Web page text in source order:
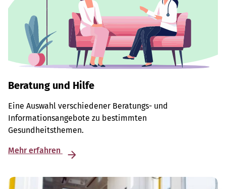
Beratung und Hilfe
Eine Auswahl verschiedener Beratungs- und
Informationsangebote zu bestimmten
Gesundheitsthemen.
Mehr erfahren